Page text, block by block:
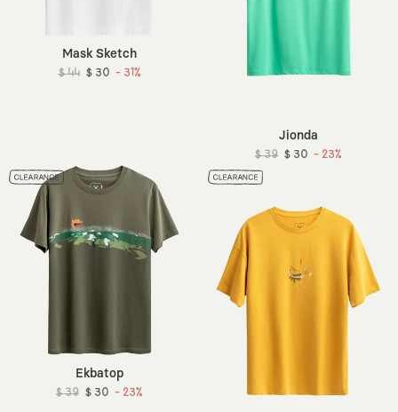
Mask Sketch
$ 44 $ 30 - 31%
Jionda
$ 39 $ 30 - 23%
Ekbatop
$ 39 $ 30 - 23%